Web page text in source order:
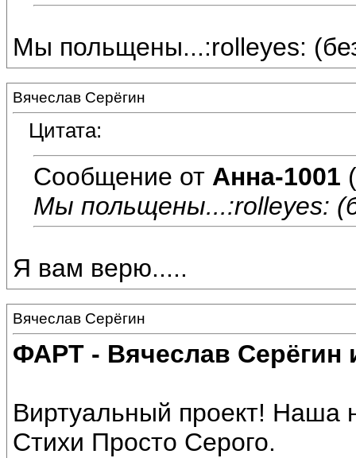
Мы польщены...:rolleyes:
Вячеслав Серёгин
Цитата:
Сообщение от Анна-1001
Мы польщены...:rolleyes:
Я вам верю.....
Вячеслав Серёгин
ФАРТ - Вячеслав
Виртуальный проект! Наша
Стихи Просто Серого.